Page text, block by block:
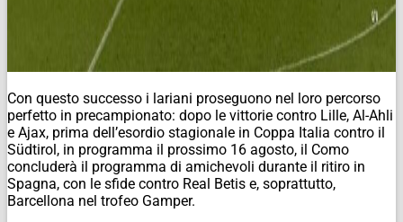
Con questo successo i lariani proseguono nel loro percorso
perfetto in precampionato: dopo le vittorie contro Lille, Al-Ahli
e Ajax, prima dell’esordio stagionale in Coppa Italia contro il
Südtirol, in programma il prossimo 16 agosto, il Como
concluderà il programma di amichevoli durante il ritiro in
Spagna, con le sfide contro Real Betis e, soprattutto,
Barcellona nel trofeo Gamper.